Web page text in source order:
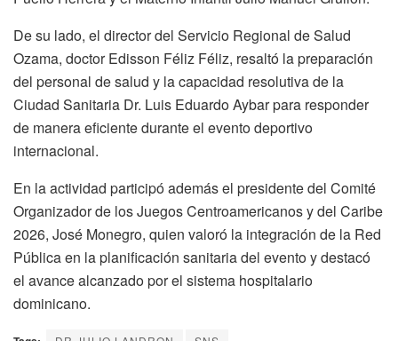
De su lado, el director del Servicio Regional de Salud
Ozama, doctor Edisson Féliz Féliz, resaltó la preparación
del personal de salud y la capacidad resolutiva de la
Ciudad Sanitaria Dr. Luis Eduardo Aybar para responder
de manera eficiente durante el evento deportivo
internacional.
En la actividad participó además el presidente del Comité
Organizador de los Juegos Centroamericanos y del Caribe
2026, José Monegro, quien valoró la integración de la Red
Pública en la planificación sanitaria del evento y destacó
el avance alcanzado por el sistema hospitalario
dominicano.